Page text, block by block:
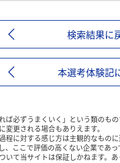
検索結果に
本選考体験記
ば必ずうまくいく」という類のも
更される場合もありえます。
程に対する感じ方は主観的なもの
ここで評価の高くない企業であっ
て当サイトは保証しかねます。